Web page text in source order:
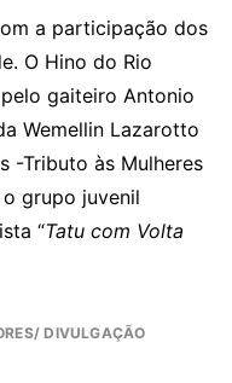
a participação dos
O Hino do Rio
gaiteiro Antonio
Wemellin Lazarotto
-Tributo às Mulheres
grupo juvenil
“Tatu com Volta
DIVULGAÇÃO